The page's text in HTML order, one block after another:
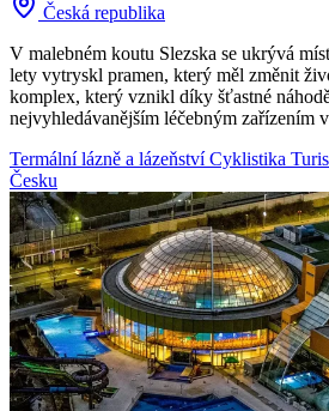
Česká republika
V malebném koutu Slezska se ukrývá
lety vytryskl pramen, který měl změnit
komplex, který vznikl díky šťastné
nejvyhledávanějším léčebným zařízením
Termální lázně a lázeňství Cyklistika
Česku